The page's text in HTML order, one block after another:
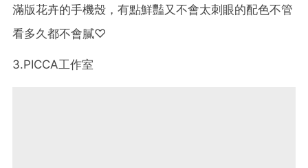
滿版花卉的手機殼，有點鮮豔又不會太刺眼的配色不管
看多久都不會膩♡
3.PICCA工作室